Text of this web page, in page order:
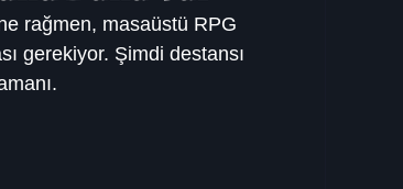
rağmen, masaüstü RPG
gerekiyor. Şimdi destansı